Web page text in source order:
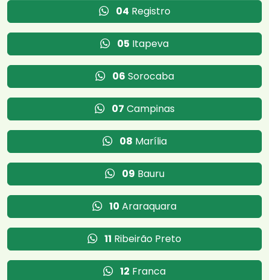
04 Registro
05 Itapeva
06 Sorocaba
07 Campinas
08 Marília
09 Bauru
10 Araraquara
11 Ribeirão Preto
12 Franca